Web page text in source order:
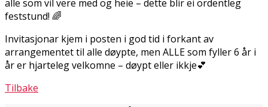
alle som vil vere med og heie – dette blir ei ordentleg
feststund! 🌈
Invitasjonar kjem i posten i god tid i forkant av
arrangementet til alle døypte, men ALLE som fyller 6 år i
år er hjarteleg velkomne – døypt eller ikkje💕
Tilbake